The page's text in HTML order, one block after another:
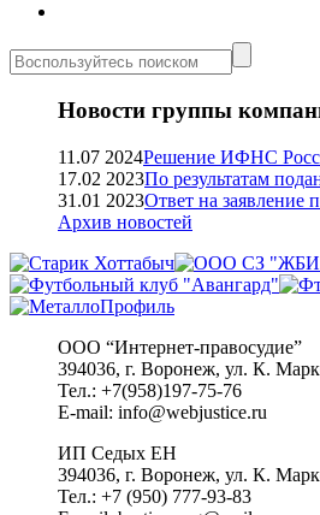
Новости группы
11.07 2024Решение ИФНС
17.02 2023По результатам
31.01 2023Ответ на
Архив новостей
ООО “Интернет-правосудие”
394036, г. Воронеж, ул. К.
Тел.: +7(958)197-75-76
E-mail: info@webjustice.ru
ИП Седых ЕН
394036, г. Воронеж, ул. К.
Тел.: +7 (950) 777-93-83